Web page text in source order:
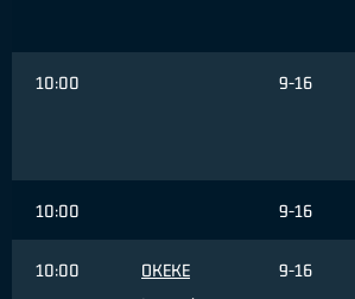
10:00 9-16
10:00 9-16
10:00
OKEKE
9-16